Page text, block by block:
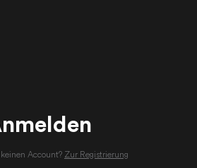
Account? Zur Registrierung